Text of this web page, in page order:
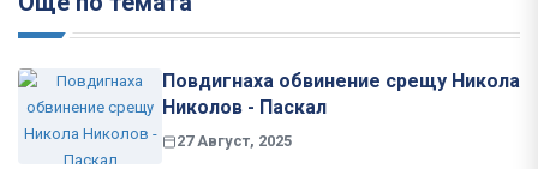
Повдигнаха обвинение срещу Никола
Николов - Паскал
27 Август, 2025